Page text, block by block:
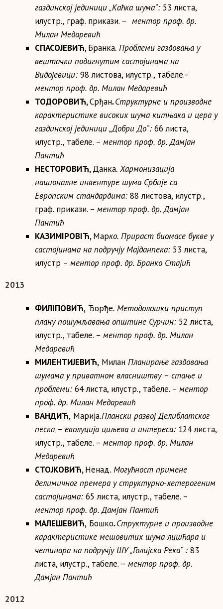
газдинској јединици „Каћка шума“: 53 листа,
илустр., граф. прикази. – ментор проф. др.
Милан Медаревић
СПАСОЈЕВИЋ,Бранка. Проблеми газдовања у
вештачки подигнутим састојинама на
Видојевици: 98 листова, илустр., табеле.–
ментор проф. др. Милан Медаревић
ТОДОРОВИЋ,Срђан.Структурне и производне
карактеристике високих шума китњака и цера у
газдинској јединици „Добри До“: 66 листа,
илустр., табеле. – ментор проф. др.Дамјан
Пантић
НЕСТОРОВИЋ,Данка. Хармонизација
националне инвентуре шума Србије са
Европским стандардима: 88 листова, илустр.,
граф. прикази. – ментор проф. др.Дамјан
Пантић
КАЗИМIРОВIЋ,Mарко. Прираст биомасе букве у
састојинама на подручју Мајданпека: 53 листа,
илустр – ментор проф. др. Бранко Стајић
2013
ФИЛIПОВИЋ, Ђорђе. Методолошки приступ
плану пошумљавања општине Сурчин: 52 листа,
илустр., табеле. – ментор проф. др. Милан
Медаревић
МИЛЕНТИЈЕВИЋ, Милан Планирање газдовања
шумама у приватном власништву – стање и
проблеми: 64 листа, илустр., табеле. – ментор
проф. др. Милан Медаревић
ВАНДИЋ, Марија.Плански развој Делиблатског
песка – еволуција циљева и интереса: 124 листа,
илустр., табеле. – ментор проф. др. Милан
Медаревић
СТОЈКОВИЋ,Ненад. Могућност примене
делимичног премера у структурно-хетерогеним
састојинама: 65 листа, илустр., табеле. –
ментор проф. др.Дамјан Пантић
МАЛЕШЕВИЋ, Бошко.Структурне и производне
карактеристике мешовитих шума лишћара и
четинара на подручју ШУ „Голијска Река“ : 83
листа, илустр., табеле. – ментор проф. др.
Дамјан Пантић
2012